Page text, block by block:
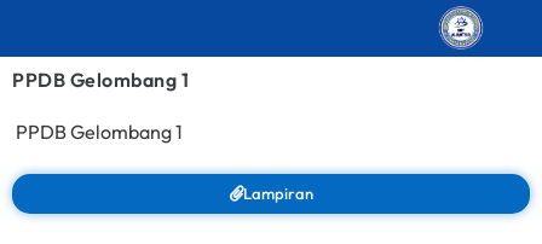
PPDB Gelombang 1
PPDB Gelombang 1
Lampiran